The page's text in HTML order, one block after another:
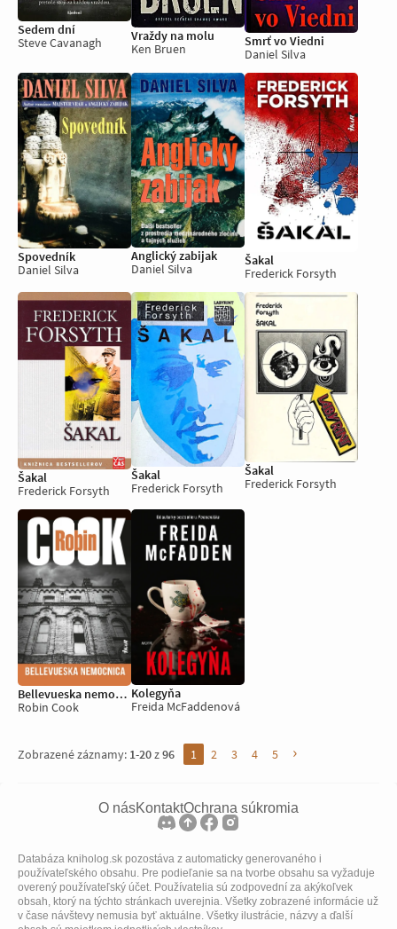
Sedem dní
Steve Cavanagh
Vraždy na molu
Ken Bruen
Smrť vo Viedni
Daniel Silva
Spovedník
Daniel Silva
Anglický zabijak
Daniel Silva
Šakal
Frederick Forsyth
Šakal
Frederick Forsyth
Šakal
Frederick Forsyth
Šakal
Frederick Forsyth
Bellevueska nemocnica
Robin Cook
Kolegyňa
Freida McFaddenová
Zobrazené záznamy: 1-20z96 1 2 3 4 5 ›
O násKontaktOchrana súkromia
Databáza kniholog.sk pozostáva z automaticky generovaného i
používateľského obsahu. Pre podieľanie sa na tvorbe obsahu sa vyžaduje
overený používateľský účet. Používatelia sú zodpovední za akýkoľvek
obsah, ktorý na týchto stránkach uverejnia. Všetky zobrazené informácie už
v čase návštevy nemusia byť aktuálne. Všetky ilustrácie, názvy a ďalší